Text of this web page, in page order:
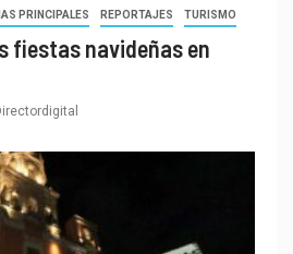
PRINCIPALES REPORTAJES TURISMO
fiestas navideñas en